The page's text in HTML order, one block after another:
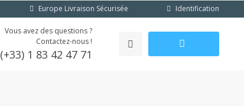
Europe Livraison Sécurisée Identification
Vous avez des questions ?
Contactez-nous !
(+33) 1 83 42 47 71